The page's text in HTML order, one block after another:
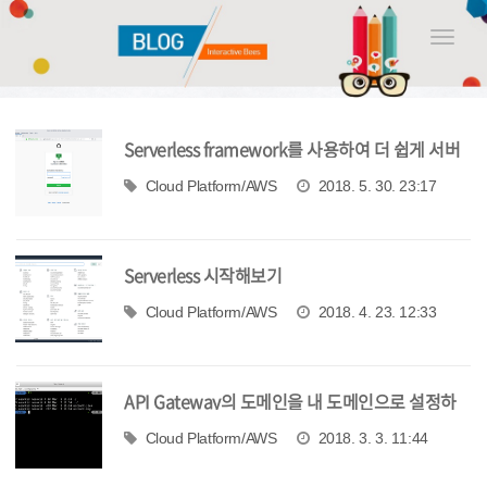
Toggle
Serverless framework를 사용하여 더 쉽게 서버
배포하기
Cloud Platform/AWS 2018. 5. 30. 23:17
Serverless 시작해보기
Cloud Platform/AWS 2018. 4. 23. 12:33
API Gateway의 도메인을 내 도메인으로 설정하
기
Cloud Platform/AWS 2018. 3. 3. 11:44